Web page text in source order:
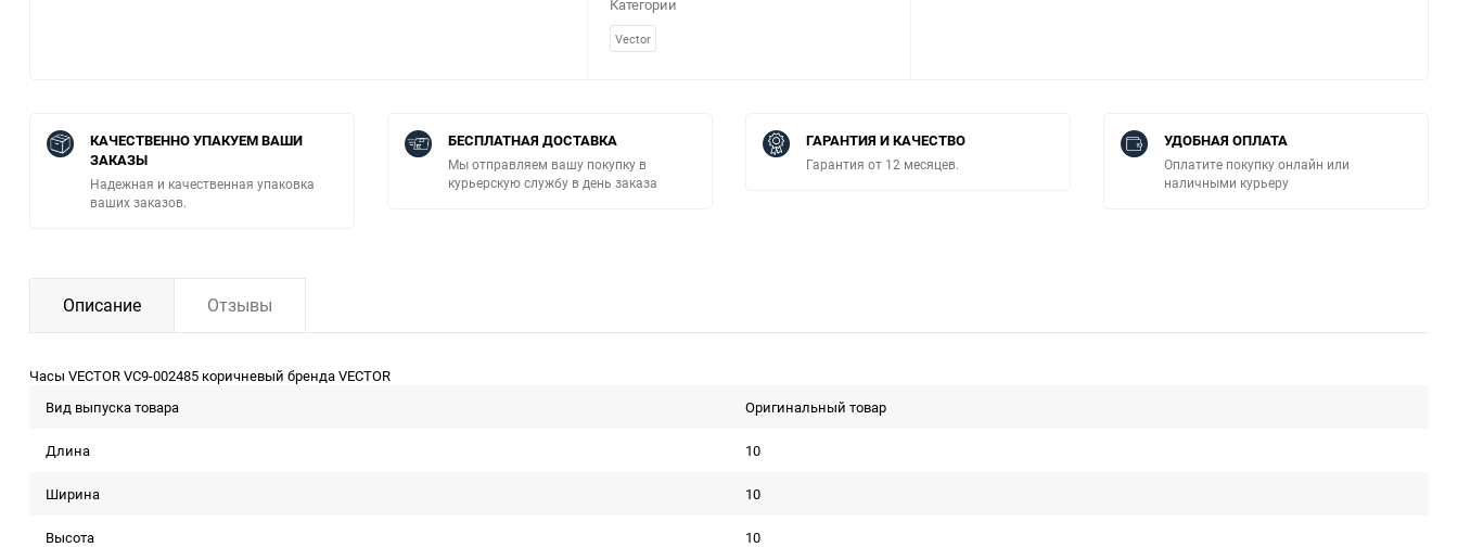
Категории
Vector
КАЧЕСТВЕННО УПАКУЕМ ВАШИ
ЗАКАЗЫ
Надежная и качественная упаковка
ваших заказов.
БЕСПЛАТНАЯ ДОСТАВКА
Мы отправляем вашу покупку в
курьерскую службу в день заказа
ГАРАНТИЯ И КАЧЕСТВО
Гарантия от 12 месяцев.
УДОБНАЯ ОПЛАТА
Оплатите покупку онлайн или
наличными курьеру
Описание Отзывы
Часы VECTOR VC9-002485 коричневый бренда VECTOR
Вид выпуска товара
Оригинальный товар
Длина 10
Ширина 10
Высота 10